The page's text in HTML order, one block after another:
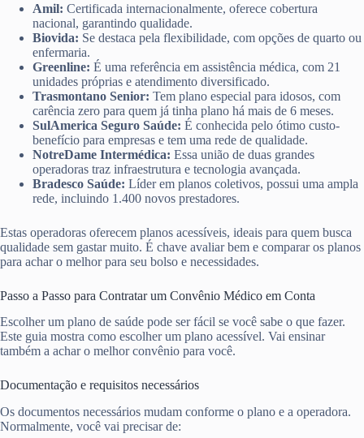
Amil: Certificada internacionalmente, oferece cobertura
nacional, garantindo qualidade.
Biovida: Se destaca pela flexibilidade, com opções de quarto ou
enfermaria.
Greenline: É uma referência em assistência médica, com 21
unidades próprias e atendimento diversificado.
Trasmontano Senior: Tem plano especial para idosos, com
carência zero para quem já tinha plano há mais de 6 meses.
SulAmerica Seguro Saúde: É conhecida pelo ótimo custo-
benefício para empresas e tem uma rede de qualidade.
NotreDame Intermédica: Essa união de duas grandes
operadoras traz infraestrutura e tecnologia avançada.
Bradesco Saúde: Líder em planos coletivos, possui uma ampla
rede, incluindo 1.400 novos prestadores.
Estas operadoras oferecem planos acessíveis, ideais para quem busca
qualidade sem gastar muito. É chave avaliar bem e comparar os planos
para achar o melhor para seu bolso e necessidades.
Passo a Passo para Contratar um Convênio Médico em Conta
Escolher um plano de saúde pode ser fácil se você sabe o que fazer.
Este guia mostra como escolher um plano acessível. Vai ensinar
também a achar o melhor convênio para você.
Documentação e requisitos necessários
Os documentos necessários mudam conforme o plano e a operadora.
Normalmente, você vai precisar de: